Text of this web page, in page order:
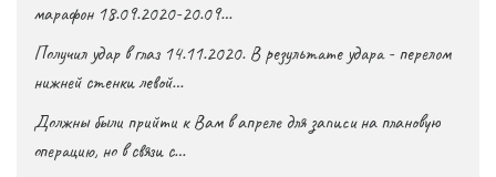
марафон 18.09.2020-20.09…
Получил удар в глаз 14.11.2020. В результате удара - перелом
нижней стенки левой…
Должны были прийти к Вам в апреле для записи на плановую
операцию, но в связи с…